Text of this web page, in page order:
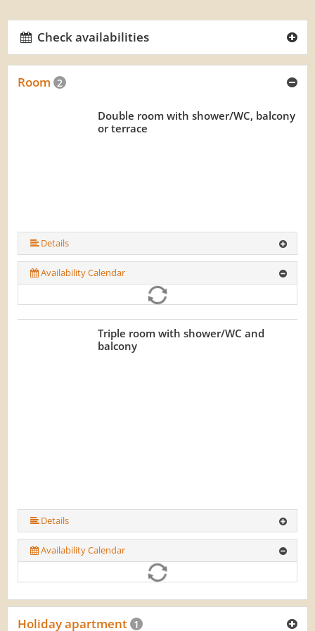
Check availabilities
Room 2
Double room with shower/WC, balcony
or terrace
Details
Availability Calendar
Triple room with shower/WC and
balcony
Details
Availability Calendar
Holiday apartment 1